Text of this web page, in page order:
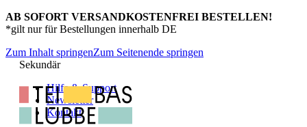
AB SOFORT VERSANDKOSTENFREI BESTELLEN!
*gilt nur für Bestellungen innerhalb DE
Zum Inhalt springenZum Seitenende springen
Sekundär
Hilfe & Support
Newsletter
Kontakt